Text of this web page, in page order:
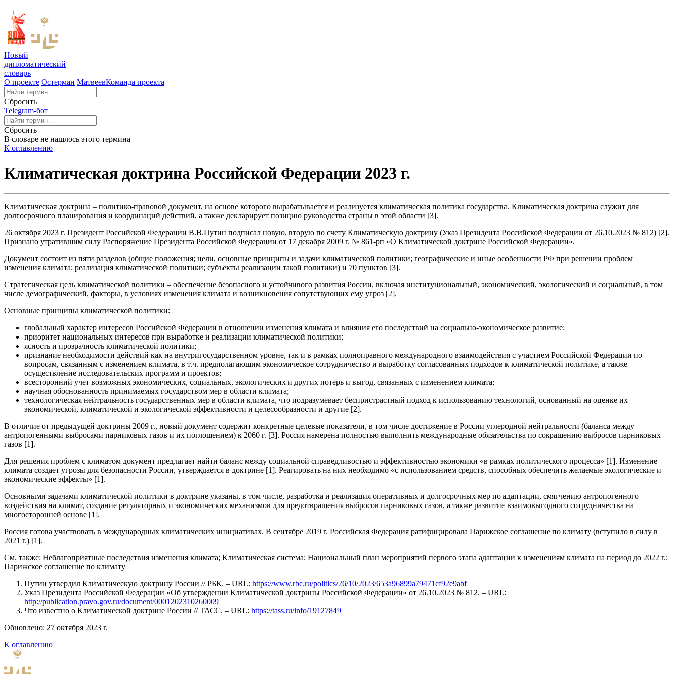
Новый
дипломатический
словарь
О проекте Остерман МатвеевКоманда проекта
Сбросить
Telegram-бот
Сбросить
В словаре не нашлось этого термина
К оглавлению
Климатическая доктрина Российской Федерации 2023 г.
Климатическая доктрина – политико-правовой документ, на основе которого вырабатывается и реализуется климатическая политика государства. Климатическая доктрина служит для
долгосрочного планирования и координаций действий, а также декларирует позицию руководства страны в этой области [3].
26 октября 2023 г. Президент Российской Федерации В.В.Путин подписал новую, вторую по счету Климатическую доктрину (Указ Президента Российской Федерации от 26.10.2023 № 812) [2].
Признано утратившим силу Распоряжение Президента Российской Федерации от 17 декабря 2009 г. № 861-рп «О Климатической доктрине Российской Федерации».
Документ состоит из пяти разделов (общие положения; цели, основные принципы и задачи климатической политики; географические и иные особенности РФ при решении проблем
изменения климата; реализация климатической политики; субъекты реализации такой политики) и 70 пунктов [3].
Стратегическая цель климатической политики – обеспечение безопасного и устойчивого развития России, включая институциональный, экономический, экологический и социальный, в том
числе демографический, факторы, в условиях изменения климата и возникновения сопутствующих ему угроз [2].
Основные принципы климатической политики:
глобальный характер интересов Российской Федерации в отношении изменения климата и влияния его последствий на социально-экономическое развитие;
приоритет национальных интересов при выработке и реализации климатической политики;
ясность и прозрачность климатической политики;
признание необходимости действий как на внутригосударственном уровне, так и в рамках полноправного международного взаимодействия с участием Российской Федерации по
вопросам, связанным с изменением климата, в т.ч. предполагающим экономическое сотрудничество и выработку согласованных подходов к климатической политике, а также
осуществление исследовательских программ и проектов;
всесторонний учет возможных экономических, социальных, экологических и других потерь и выгод, связанных с изменением климата;
научная обоснованность принимаемых государством мер в области климата;
технологическая нейтральность государственных мер в области климата, что подразумевает беспристрастный подход к использованию технологий, основанный на оценке их
экономической, климатической и экологической эффективности и целесообразности и другие [2].
В отличие от предыдущей доктрины 2009 г., новый документ содержит конкретные целевые показатели, в том числе достижение в России углеродной нейтральности (баланса между
антропогенными выбросами парниковых газов и их поглощением) к 2060 г. [3]. Россия намерена полностью выполнить международные обязательства по сокращению выбросов парниковых
газов [1].
Для решения проблем с климатом документ предлагает найти баланс между социальной справедливостью и эффективностью экономики «в рамках политического процесса» [1]. Изменение
климата создает угрозы для безопасности России, утверждается в доктрине [1]. Реагировать на них необходимо «с использованием средств, способных обеспечить желаемые экологические и
экономические эффекты» [1].
Основными задачами климатической политики в доктрине указаны, в том числе, разработка и реализация оперативных и долгосрочных мер по адаптации, смягчению антропогенного
воздействия на климат, создание регуляторных и экономических механизмов для предотвращения выбросов парниковых газов, а также развитие взаимовыгодного сотрудничества на
многосторонней основе [1].
Россия готова участвовать в международных климатических инициативах. В сентябре 2019 г. Российская Федерация ратифицировала Парижское соглашение по климату (вступило в силу в
2021 г.) [1].
См. также: Неблагоприятные последствия изменения климата; Климатическая система; Национальный план мероприятий первого этапа адаптации к изменениям климата на период до 2022 г.;
Парижское соглашение по климату
Путин утвердил Климатическую доктрину России // РБК. – URL: https://www.rbc.ru/politics/26/10/2023/653a96899a79471cf92e9abf
Указ Президента Российской Федерации «Об утверждении Климатической доктрины Российской Федерации» от 26.10.2023 № 812. – URL:
http://publication.pravo.gov.ru/document/0001202310260009
Что известно о Климатической доктрине России // ТАСС. – URL: https://tass.ru/info/19127849
Обновлено: 27 октября 2023 г.
К оглавлению